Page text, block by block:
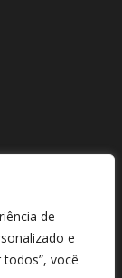
de
e
você